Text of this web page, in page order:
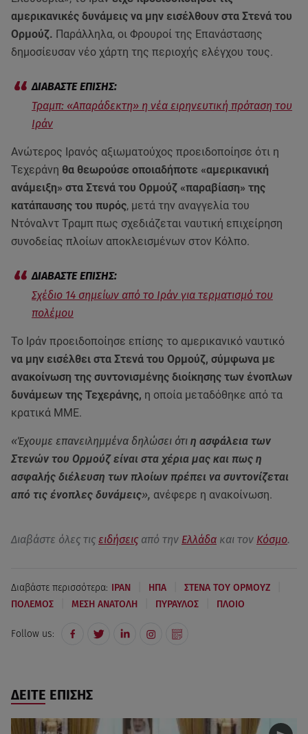
αμερικανικές δυνάμεις να μην εισέλθουν στα Στενά του
Ορμούζ. Παράλληλα, οι Φρουροί της Επανάστασης
δημοσίευσαν νέο χάρτη της περιοχής ελέγχου τους.
Τραμπ: «Απαράδεκτη» η νέα ειρηνευτική πρόταση του
Ιράν
Ανώτερος Ιρανός αξιωματούχος προειδοποίησε ότι η
Τεχεράνη θα θεωρούσε οποιαδήποτε «αμερικανική
ανάμειξη» στα Στενά του Ορμούζ «παραβίαση» της
κατάπαυσης του πυρός, μετά την αναγγελία του
Ντόναλντ Τραμπ πως σχεδιάζεται ναυτική επιχείρηση
συνοδείας πλοίων αποκλεισμένων στον Κόλπο.
Σχέδιο 14 σημείων από το Ιράν για τερματισμό του
πολέμου
Το Ιράν προειδοποίησε επίσης το αμερικανικό ναυτικό
να μην εισέλθει στα Στενά του Ορμούζ, σύμφωνα με
ανακοίνωση της συντονισμένης διοίκησης των ένοπλων
δυνάμεων της Τεχεράνης, η οποία μεταδόθηκε από τα
κρατικά ΜΜΕ.
«Έχουμε επανειλημμένα δηλώσει ότι η ασφάλεια των
Στενών του Ορμούζ είναι στα χέρια μας και πως η
ασφαλής διέλευση των πλοίων πρέπει να συντονίζεται
από τις ένοπλες δυνάμεις», ανέφερε η ανακοίνωση.
Διαβάστε όλες τις ειδήσεις από την Ελλάδα και τον Κόσμο.
Διαβάστε περισσότερα: ΙΡΑΝ ΗΠΑ ΣΤΕΝΑ ΤΟΥ ΟΡΜΟΥΖ
ΠΟΛΕΜΟΣ ΜΕΣΗ ΑΝΑΤΟΛΗ ΠΥΡΑΥΛΟΣ ΠΛΟΙΟ
Follow us:
ΔΕΙΤΕ ΕΠΙΣΗΣ